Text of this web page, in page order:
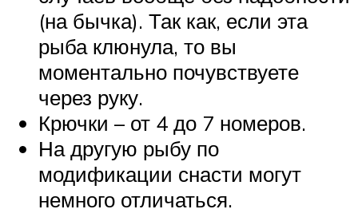
(на бычка). Так как, если эта
рыба клюнула, то вы
моментально почувствуете
через руку.
Крючки – от 4 до 7 номеров.
На другую рыбу по
модификации снасти могут
немного отличаться.